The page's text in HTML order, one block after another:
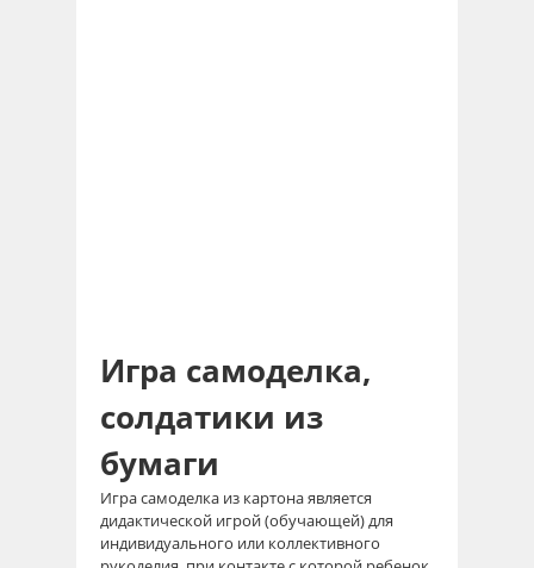
Игра самоделка,
солдатики из
бумаги
Игра самоделка из картона является
дидактической игрой (обучающей) для
индивидуального или коллективного